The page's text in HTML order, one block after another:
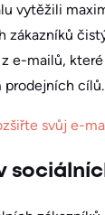
vytěžili
e-mailů,
prodejních cílů.
svůj e-